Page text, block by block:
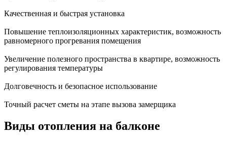
Качественная и быстрая установка
Повышение теплоизоляционных характеристик, возможность
равномерного прогревания помещения
Увеличение полезного пространства в квартире, возможность
регулирования температуры
Долговечность и безопасное использование
Точный расчет сметы на этапе вызова замерщика
Виды отопления на балконе